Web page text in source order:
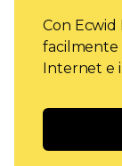
Con
facilmente
Internet e